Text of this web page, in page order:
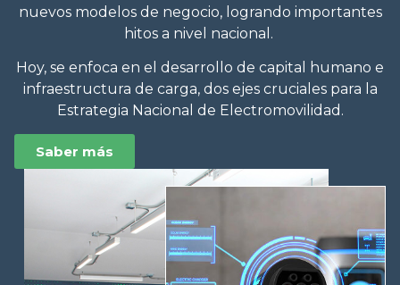
nuevos modelos de negocio, logrando importantes
hitos a nivel nacional.
Hoy, se enfoca en el desarrollo de capital humano e
infraestructura de carga, dos ejes cruciales para la
Estrategia Nacional de Electromovilidad.
Saber más